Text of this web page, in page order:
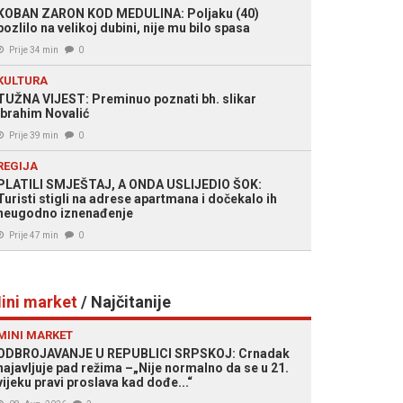
ZARON KOD MEDULINA: Poljaku (40)
na velikoj dubini, nije mu bilo spasa
Prije 34 min 0
VIJEST: Preminuo poznati bh. slikar
Novalić
Prije 39 min 0
SMJEŠTAJ, A ONDA USLIJEDIO ŠOK:
stigli na adrese apartmana i dočekalo ih
iznenađenje
Prije 47 min 0
market/ Najčitanije
MARKET
U REPUBLICI SRPSKOJ: Crnadak
pad režima –„Nije normalno da se u 21.
pravi proslava kad dođe...“